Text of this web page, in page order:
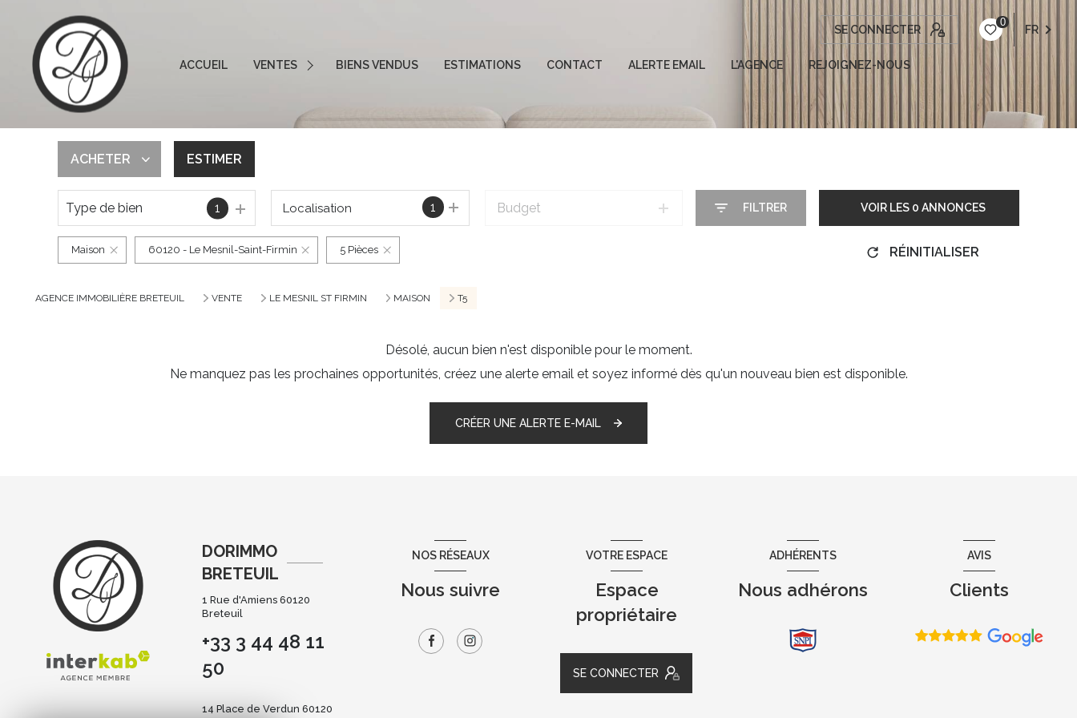
SE CONNECTER
0
FR
ACCUEIL
VENTES
BIENS VENDUS ESTIMATIONS CONTACT ALERTE EMAIL L'AGENCE REJOIGNEZ-NOUS
ACHETER
De l'ancien
ESTIMER
Type de bien 1 1
Localisation Budget FILTRER VOIR LES 0 ANNONCES
Maison 60120 - Le Mesnil-Saint-Firmin 5 Pièces RÉINITIALISER
AGENCE IMMOBILIÈRE BRETEUIL VENTE LE MESNIL ST FIRMIN MAISON T5
Désolé, aucun bien n'est disponible pour le moment.
Ne manquez pas les prochaines opportunités, créez une alerte email et soyez informé dès qu'un nouveau bien est disponible.
CRÉER UNE ALERTE E-MAIL
DORIMMO
BRETEUIL
1 Rue d'Amiens 60120
Breteuil
+33 3 44 48 11
50
14 Place de Verdun 60120
NOS RÉSEAUX
Nous suivre
VOTRE ESPACE
Espace
propriétaire
SE CONNECTER
ADHÉRENTS
Nous adhérons
AVIS
Clients